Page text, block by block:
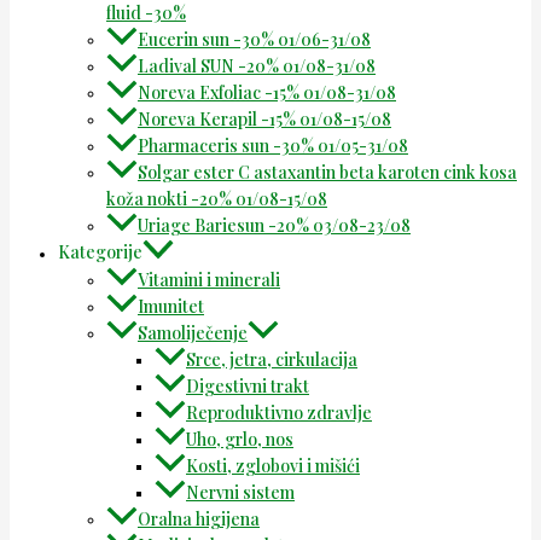
fluid -30%
Eucerin sun -30% 01/06-31/08
Ladival SUN -20% 01/08-31/08
Noreva Exfoliac -15% 01/08-31/08
Noreva Kerapil -15% 01/08-15/08
Pharmaceris sun -30% 01/05-31/08
Solgar ester C astaxantin beta karoten cink kosa
koža nokti -20% 01/08-15/08
Uriage Bariesun -20% 03/08-23/08
Kategorije
Vitamini i minerali
Imunitet
Samoliječenje
Srce, jetra, cirkulacija
Digestivni trakt
Reproduktivno zdravlje
Uho, grlo, nos
Kosti, zglobovi i mišići
Nervni sistem
Oralna higijena